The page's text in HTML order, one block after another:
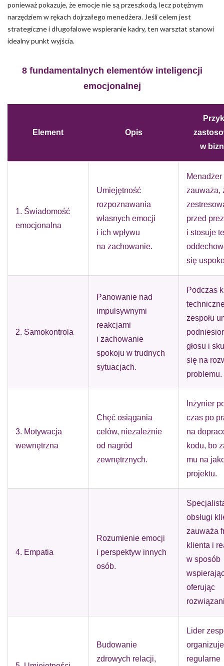
ponieważ pokazuje, że emocje nie są przeszkodą, lecz potężnym
narzędziem w rękach dojrzałego menedżera. Jeśli celem jest
strategiczne i długofalowe wspieranie kadry, ten warsztat stanowi
idealny punkt wyjścia.
8 fundamentalnych elementów inteligencji
emocjonalnej
Element Opis
w
1. Świadomość
emocjonalna
Umiejętność
rozpoznawania
własnych emocji
i ich wpływu
na zachowanie.
Menadżer
zauważa,
przed
i stosuje
się
2. Samokontrola
Panowanie nad
impulsywnymi
reakcjami
i zachowanie
spokoju w trudnych
sytuacjach.
Podczas
zespołu
głosu i
się na
problemu.
3. Motywacja
wewnętrzna
Chęć osiągania
celów, niezależnie
od nagród
zewnętrznych.
Inżynier
czas po
na
kodu, bo
mu na
projektu.
4. Empatia
Rozumienie emocji
i perspektyw innych
osób.
obsługi
zauważa
klienta i
w sposób
oferując
Budowanie
zdrowych relacji,
Lider
organizuje
regularne